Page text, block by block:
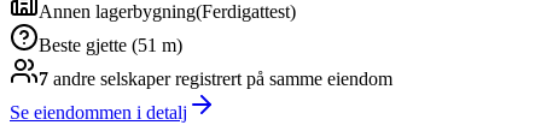
Annen lagerbygning(Ferdigattest)
Beste gjette (51 m)
7 andre selskaperregistrert på samme eiendom
Se eiendommen i detalj